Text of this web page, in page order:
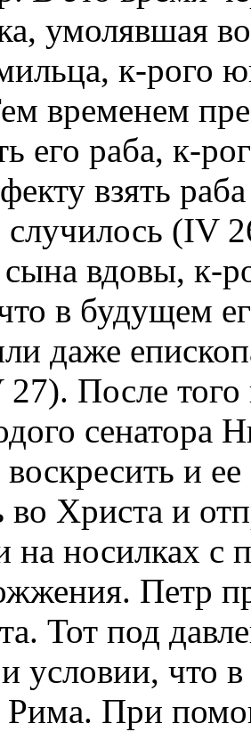
умолявшая
к-рого
временем
его раба, к-
взять
случилось (IV
вдовы, к-
в будущем
даже
После того
сенатора
и
во Христа и
на носилках с
Петр
Тот под
условии, что
Рима. При